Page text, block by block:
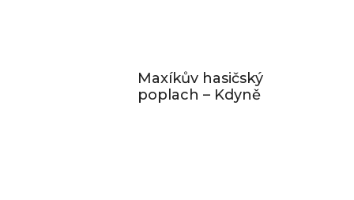
Maxíkův hasičský
poplach – Kdyně